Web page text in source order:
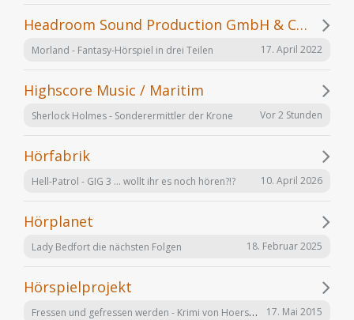
Headroom Sound Production GmbH & Co. KG
Morland - Fantasy-Hörspiel in drei Teilen 17. April 2022
Highscore Music / Maritim
Sherlock Holmes - Sonderermittler der Krone Vor 2 Stunden
Hörfabrik
Hell-Patrol - GIG 3 ... wollt ihr es noch hören?!? 10. April 2026
Hörplanet
Lady Bedfort die nächsten Folgen 18. Februar 2025
Hörspielprojekt
Fressen und gefressen werden - Krimi von Hoerspielprojekt.de 17. Mai 2015